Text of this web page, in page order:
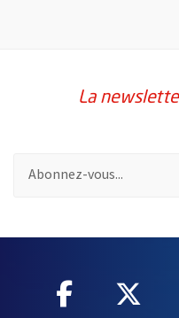
La
Facebook
, Ouvre ,